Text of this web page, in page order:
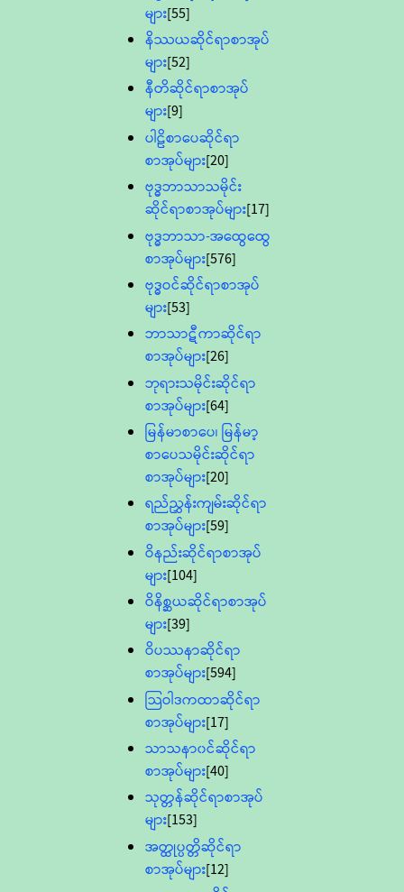
များ[55]
နိဿယဆိုင်ရာစာအုပ်
များ[52]
နီတိဆိုင်ရာစာအုပ်
များ[9]
ပါဠိစာပေဆိုင်ရာ
စာအုပ်များ[20]
ဗုဒ္ဓဘာသာသမိုင်း
ဆိုင်ရာစာအုပ်များ[17]
ဗုဒ္ဓဘာသာ-အထွေထွေ
စာအုပ်များ[576]
ဗုဒ္ဓဝင်ဆိုင်ရာစာအုပ်
များ[53]
ဘာသာဋီကာဆိုင်ရာ
စာအုပ်များ[26]
ဘုရားသမိုင်းဆိုင်ရာ
စာအုပ်များ[64]
မြန်မာစာပေ၊ မြန်မာ့
စာပေသမိုင်းဆိုင်ရာ
စာအုပ်များ[20]
ရည်ညွှန်းကျမ်းဆိုင်ရာ
စာအုပ်များ[59]
ဝိနည်းဆိုင်ရာစာအုပ်
များ[104]
ဝိနိစ္ဆယဆိုင်ရာစာအုပ်
များ[39]
ဝိပဿနာဆိုင်ရာ
စာအုပ်များ[594]
သြဝါဒကထာဆိုင်ရာ
စာအုပ်များ[17]
သာသနာ၀င်ဆိုင်ရာ
စာအုပ်များ[40]
သုတ္တန်ဆိုင်ရာစာအုပ်
များ[153]
အတ္ထုပ္ပတ္တိဆိုင်ရာ
စာအုပ်များ[12]